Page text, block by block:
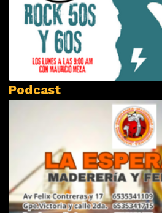
Podcast